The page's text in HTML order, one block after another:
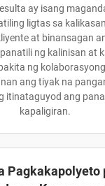
ay isang
ligtas sa
at binansagan
ng kalinisan at
ng
ang tiyak na
itinataguyod ang
kapaligiran.
Pagkakapolyeto